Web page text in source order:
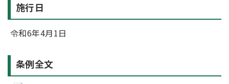
施行日
令和6年4月1日
条例全文